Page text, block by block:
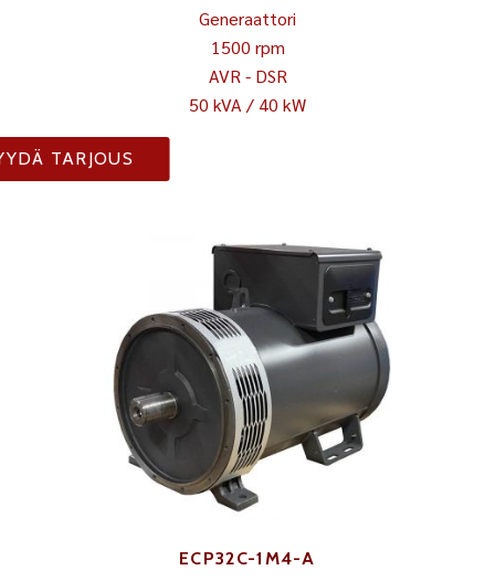
Generaattori
1500 rpm
AVR - DSR
50 kVA / 40 kW
TARJOUS
ECP32C-1M4-A